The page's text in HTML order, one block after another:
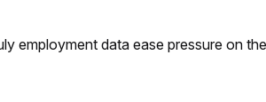
employment data ease pressure on